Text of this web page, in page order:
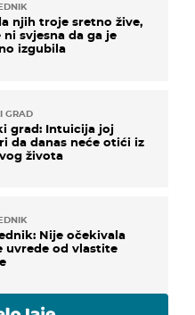
njih troje sretno žive,
ni svjesna da ga je
izgubila
GRAD
grad: Intuicija joj
da danas neće otići iz
života
Nije očekivala
uvrede od vlastite